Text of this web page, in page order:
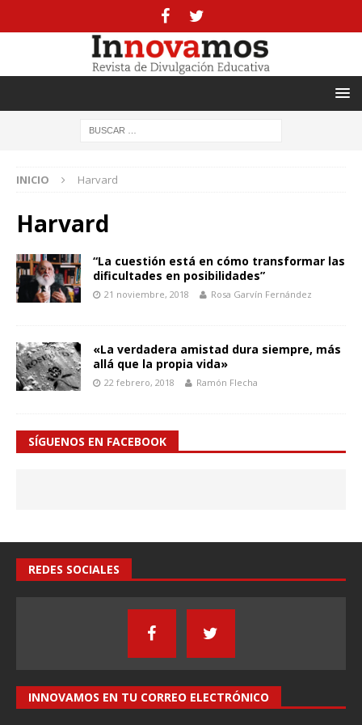
INICIO Harvard
Harvard
“La cuestión está en cómo transformar las
dificultades en posibilidades”
21 noviembre, 2018 Rosa Garvín Fernández
«La verdadera amistad dura siempre, más
allá que la propia vida»
22 febrero, 2018 Ramón Flecha
SÍGUENOS EN FACEBOOK
REDES SOCIALES
INNOVAMOS EN TU CORREO ELECTRÓNICO